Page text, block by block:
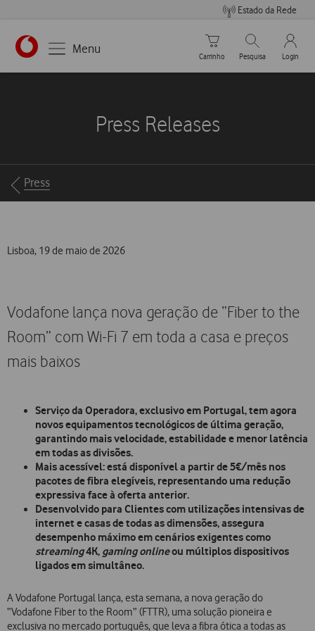
Estado da Rede
https://www.vodafone.pt
Menu
Carrinho de compras
Carrinho
Pesquisar
Pesquisa
My
Login
Press Releases
Breadcrumbs
Press
Lisboa, 19 de maio de 2026
Vodafone lança nova geração de “Fiber to the
Room” com Wi-Fi 7 em toda a casa e preços
mais baixos
Serviço da Operadora, exclusivo em Portugal, tem agora
novos equipamentos tecnológicos de última geração,
garantindo mais velocidade, estabilidade e menor latência
em todas as divisões.
Mais acessível: está disponível a partir de 5€/mês nos
pacotes de fibra elegíveis, representando uma redução
expressiva face à oferta anterior.
Desenvolvido para Clientes com utilizações intensivas de
internet e casas de todas as dimensões, assegura
desempenho máximo em cenários exigentes como
streaming4K, gaming onlineou múltiplos dispositivos
ligados em simultâneo.
A Vodafone Portugal lança, esta semana, a nova geração do
“Vodafone Fiber to the Room” (FTTR), uma solução pioneira e
exclusiva no mercado português, que leva a fibra ótica a todas as